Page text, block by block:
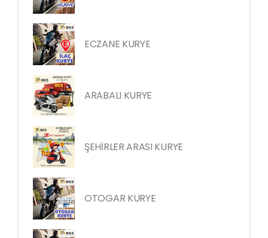
ECZANE KURYE
ARABALI KURYE
ŞEHİRLER ARASI KURYE
OTOGAR KURYE